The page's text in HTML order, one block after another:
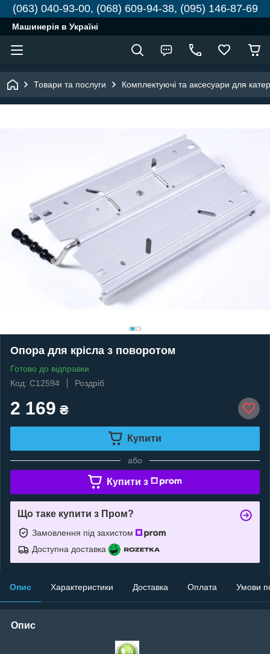
(063) 040-93-00, (068) 609-94-38, (095) 146-87-69
Машинерія в Україні
Товари та послуги Комплектуючі та аксесуари для
Опора для крісла з поворотом
Готово до відправки
Код: C12594
Роздріб
2 169 ₴
Купити
або
Купити з
Що таке купити з Пром?
Замовлення під захистом
Доступна доставка
Опис Характеристики Доставка Оплата Умови
Опис